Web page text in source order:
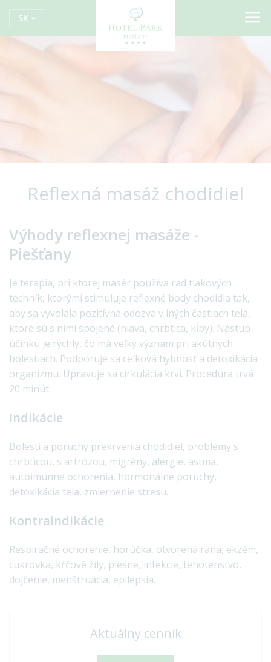
SK
Reflexná masáž chodidiel
Výhody reflexnej masáže -
Piešťany
Je terapia, pri ktorej masér používa rad tlakových
techník, ktorými stimuluje reflexné body chodidla tak,
aby sa vyvolala pozitívna odozva v iných častiach tela,
ktoré sú s nimi spojené (hlava, chrbtica, kĺby). Nástup
účinku je rýchly, čo má veľký význam pri akútnych
bolestiach. Podporuje sa celková hybnosť a detoxikácia
organizmu. Upravuje sa cirkulácia krvi. Procedúra trvá
20 minút.
Indikácie
Bolesti a poruchy prekrvenia chodidiel, problémy s
chrbticou, s artrózou, migrény, alergie, astma,
autoimúnne ochorenia, hormonálne poruchy,
detoxikácia tela, zmiernenie stresu.
Kontraindikácie
Respiračné ochorenie, horúčka, otvorená rana, ekzém,
cukrovka, kŕčové žily, plesne, infekcie, tehotenstvo,
dojčenie, menštruácia, epilepsia.
Aktuálny cenník